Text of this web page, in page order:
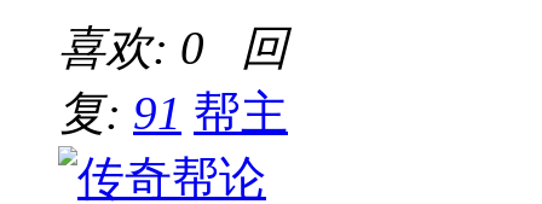
喜欢: 0 回
复: 91 帮主